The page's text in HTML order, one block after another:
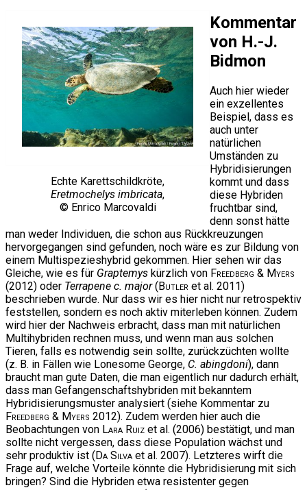
Echte Karettschildkröte,
Eretmochelys imbricata,
© Enrico Marcovaldi
Kommentar
von H.-J.
Bidmon
Auch hier wieder
ein exzellentes
Beispiel, dass es
auch unter
natürlichen
Umständen zu
Hybridisierungen
kommt und dass
diese Hybriden
fruchtbar sind,
denn sonst hätte
man weder Individuen, die schon aus Rückkreuzungen
hervorgegangen sind gefunden, noch wäre es zur Bildung von
einem Multispezieshybrid gekommen. Hier sehen wir das
Gleiche, wie es für Graptemys kürzlich von Freedberg & Myers
(2012) oder Terrapene c. major(Butler et al. 2011)
beschrieben wurde. Nur dass wir es hier nicht nur retrospektiv
feststellen, sondern es noch aktiv miterleben können. Zudem
wird hier der Nachweis erbracht, dass man mit natürlichen
Multihybriden rechnen muss, und wenn man aus solchen
Tieren, falls es notwendig sein sollte, zurückzüchten wollte
(z. B. in Fällen wie Lonesome George, C. abingdoni), dann
braucht man gute Daten, die man eigentlich nur dadurch erhält,
dass man Gefangenschaftshybriden mit bekanntem
Hybridisierungsmuster analysiert (siehe Kommentar zu
Freedberg & Myers 2012). Zudem werden hier auch die
Beobachtungen von Lara Ruiz et al. (2006) bestätigt, und man
sollte nicht vergessen, dass diese Population wächst und
sehr produktiv ist (Da Silva et al. 2007). Letzteres wirft die
Frage auf, welche Vorteile könnte die Hybridisierung mit sich
bringen? Sind die Hybriden etwa resistenter gegen